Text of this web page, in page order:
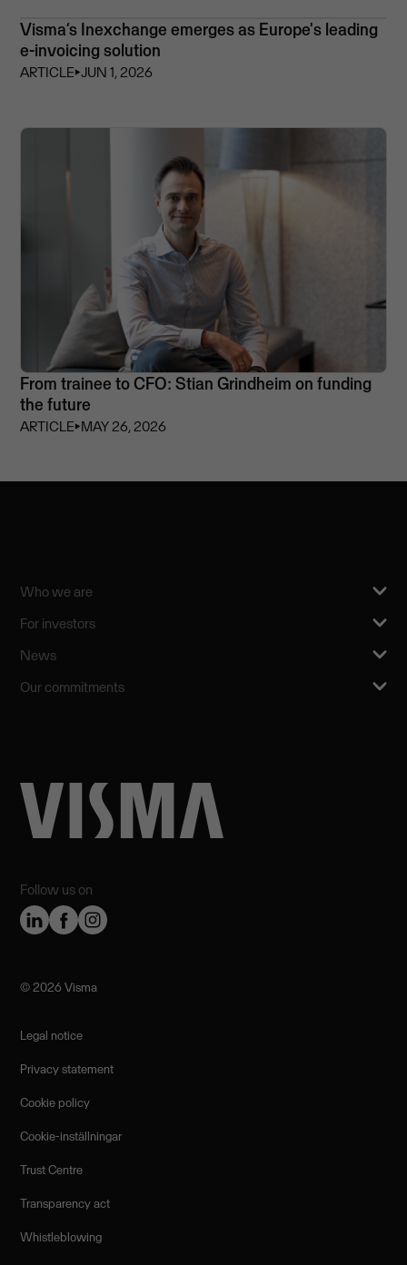
Visma’s Inexchange emerges as Europe's leading
e-invoicing solution
ARTICLE⏵JUN 1, 2026
From trainee to CFO: Stian Grindheim on funding
the future
ARTICLE⏵MAY 26, 2026
Follow us on
Who we are
For investors
News
Our commitments
©️ 2026 Visma
Legal notice
Privacy statement
Cookie policy
Cookie-inställningar
Trust Centre
Transparency act
Whistleblowing